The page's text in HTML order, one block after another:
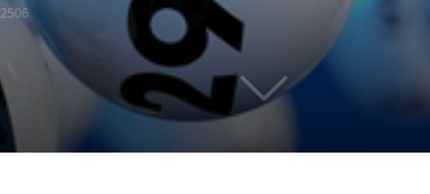
2506